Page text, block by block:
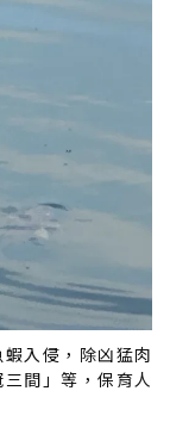
入侵，除凶猛肉
間」等，保育人